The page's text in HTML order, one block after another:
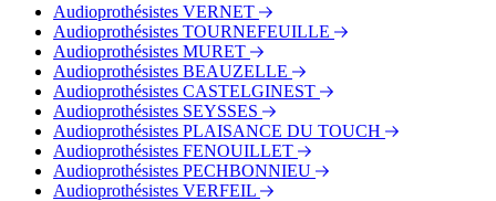
Audioprothésistes VERNET
Audioprothésistes TOURNEFEUILLE
Audioprothésistes MURET
Audioprothésistes BEAUZELLE
Audioprothésistes CASTELGINEST
Audioprothésistes SEYSSES
Audioprothésistes PLAISANCE DU TOUCH
Audioprothésistes FENOUILLET
Audioprothésistes PECHBONNIEU
Audioprothésistes VERFEIL